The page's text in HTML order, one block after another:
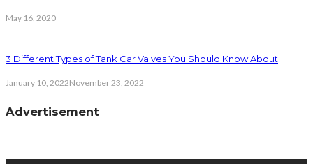
May 16, 2020
3 Different Types of Tank Car Valves You Should Know About
January 10, 2022November 23, 2022
Advertisement